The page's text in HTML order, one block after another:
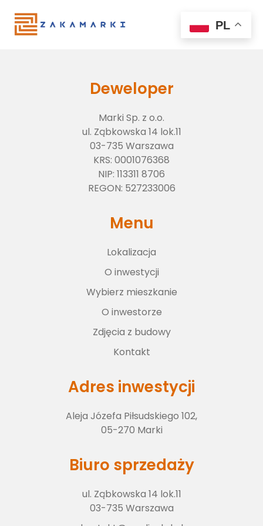
Lokalizacja
Wybierz lokal
O inwestorze
Zdjęcia z budowy
Kontakt
Deweloper
Marki Sp. z o.o.
ul. Ząbkowska 14 lok.11
03-735 Warszawa
KRS: 0001076368
NIP: 113311 8706
REGON: 527233006
Menu
Lokalizacja
O inwestycji
Wybierz mieszkanie
O inwestorze
Zdjęcia z budowy
Kontakt
Adres inwestycji
Aleja Józefa Piłsudskiego 102,
05-270 Marki
Biuro sprzedaży
ul. Ząbkowska 14 lok.11
03-735 Warszawa
PL